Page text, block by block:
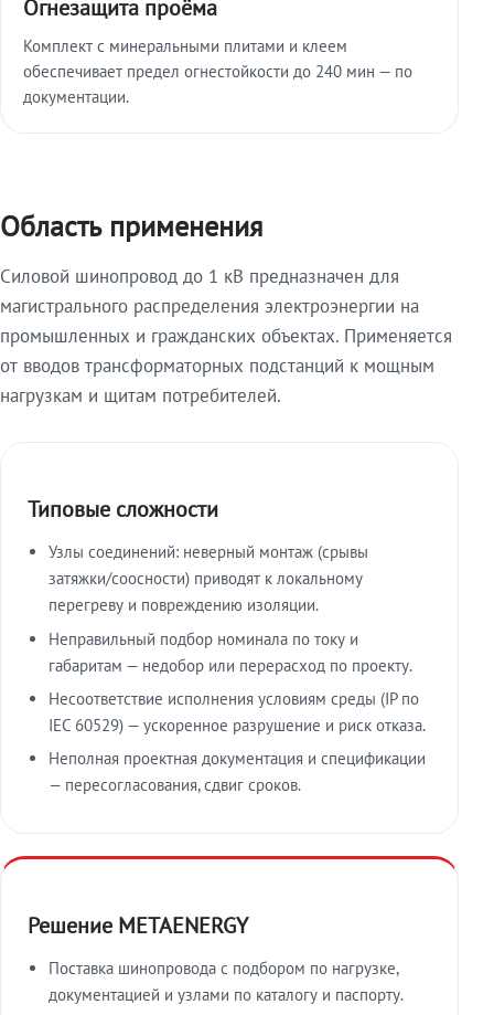
Огнезащита проёма
Комплект с минеральными плитами и клеем
обеспечивает предел огнестойкости до 240 мин — по
документации.
Область применения
Силовой шинопровод до 1 кВ предназначен для
магистрального распределения электроэнергии на
промышленных и гражданских объектах. Применяется
от вводов трансформаторных подстанций к мощным
нагрузкам и щитам потребителей.
Типовые сложности
Узлы соединений: неверный монтаж (срывы
затяжки/соосности) приводят к локальному
перегреву и повреждению изоляции.
Неправильный подбор номинала по току и
габаритам — недобор или перерасход по проекту.
Несоответствие исполнения условиям среды (IP по
IEC 60529) — ускоренное разрушение и риск отказа.
Неполная проектная документация и спецификации
— пересогласования, сдвиг сроков.
Решение METAENERGY
Поставка шинопровода с подбором по нагрузке,
документацией и узлами по каталогу и паспорту.